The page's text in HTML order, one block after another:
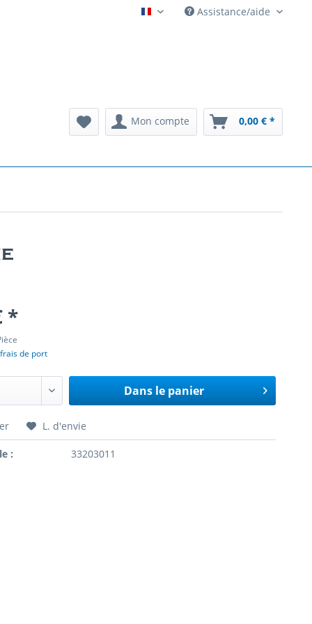
Automatenarchiv French
Assistance/aide
Mon compte 0,00 € *
*
de port
Dans le panier
L. d'envie
: 33203011